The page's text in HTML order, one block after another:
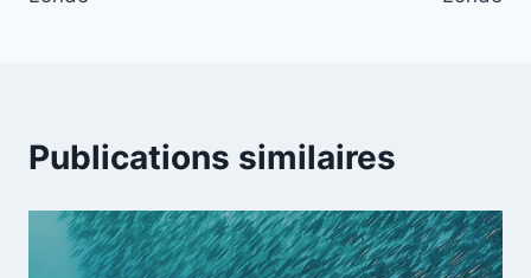
Publications similaires